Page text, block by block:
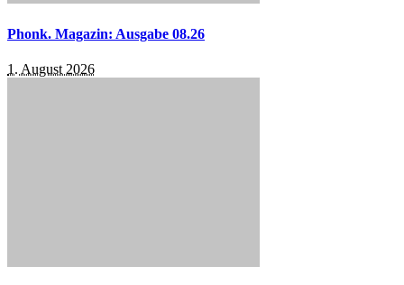
Phonk. Magazin: Ausgabe 08.26
1. August 2026